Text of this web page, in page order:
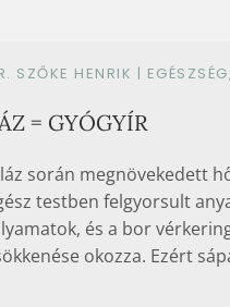
SZŐKE HENRIK | EGÉSZSÉG,
= GYÓGYÍR
során megnövekedett
testben felgyorsult
és a bor
okozza. Ezért